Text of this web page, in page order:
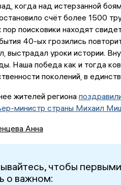
когда над истерзанной
счёт более 1500
поисковики находят
40-ых грозились
выстрадал уроки истории.
Наша победа как и тогда
поколений, в
жителей региона
министр страны Михаил
Анна
чтобы первыми
о важном: